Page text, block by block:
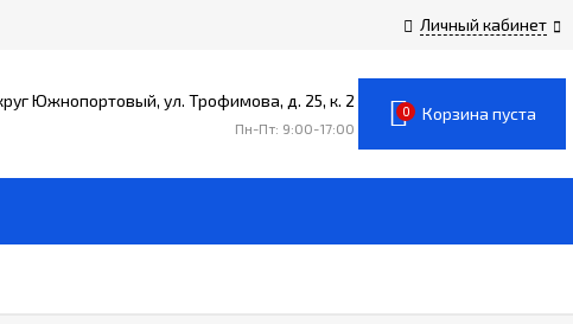
Личный кабинет
Южнопортовый, ул. Трофимова, д. 25, к. 2
Пн-Пт: 9:00-17:00
0 Корзина пуста